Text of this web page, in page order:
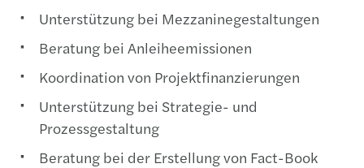
Unterstützung bei Mezzaninegestaltungen
Beratung bei Anleiheemissionen
Koordination von Projektfinanzierungen
Unterstützung bei Strategie- und
Prozessgestaltung
Beratung bei der Erstellung von Fact-Book